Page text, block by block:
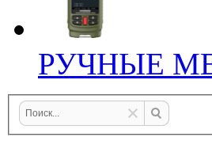
РУЧНЫЕ